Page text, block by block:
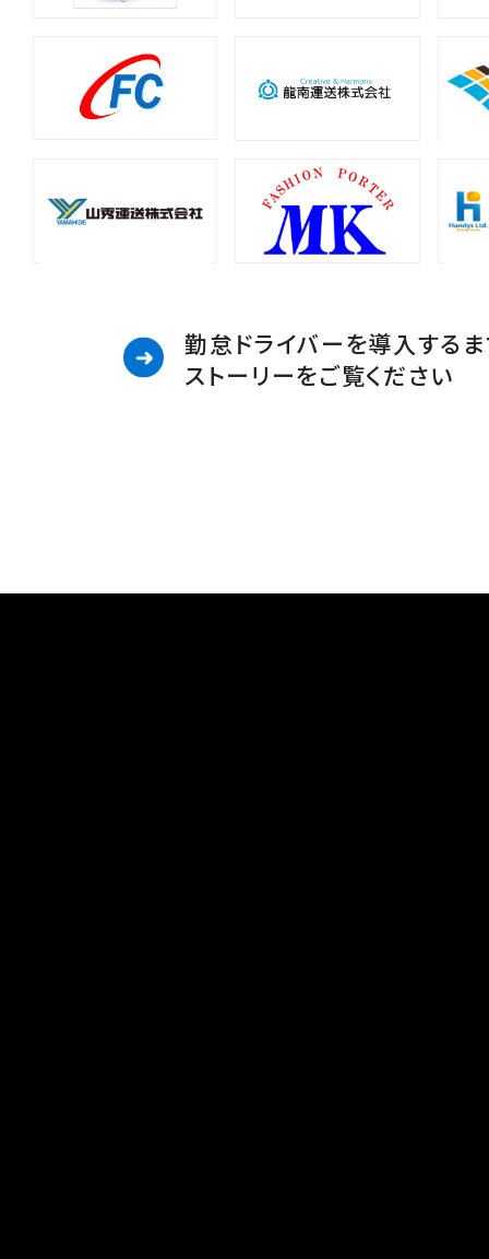
勤怠ドライバーを導入する
ストーリーをご覧ください